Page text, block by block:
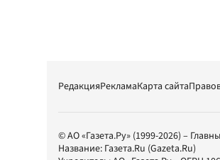
РедакцияРекламаКарта сайта
© АО «Газета.Ру» (1999-2026) –
Название: Газета.Ru (Gazeta.Ru)